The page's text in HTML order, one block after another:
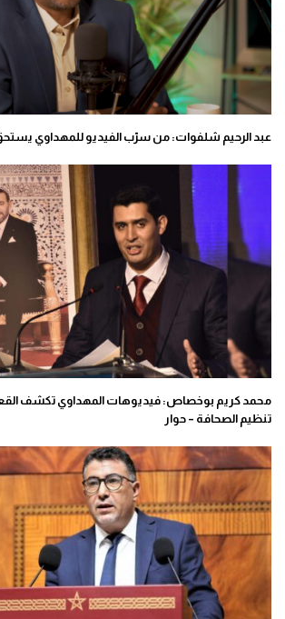
عبد الرحيم شلفوات: من سرّب الفيديو للمهداوي يستحق
محمد كريم بوخصاص: فيديوهات المهداوي تكشف القعر
تنظيم الصحافة – حوار